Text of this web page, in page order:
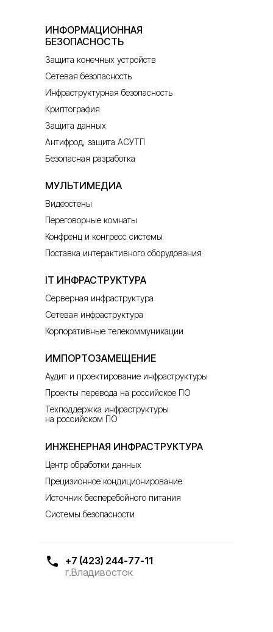
Безопасная разработка
Антифрод, защита АСУТП
Защита данных
Криптография
Инфраструктурная безопасность
Сетевая безопасность
Защита конечных устройств
ИНФОРМАЦИОННАЯ
БЕЗОПАСНОСТЬ
Техподдержка инфраструктуры
на российском ПО
Проекты перевода на российское ПО
Аудит и проектирование инфраструктуры
ИМПОРТОЗАМЕЩЕНИЕ
Поставка интерактивного оборудования
Конфренц и конгресс системы
Переговорные комнаты
Видеостены
МУЛЬТИМЕДИА
Корпоративные телекоммуникации
Сетевая инфраструктура
Серверная инфраструктура
IT ИНФРАСТРУКТУРА
Системы безопасности
Источник бесперебойного питания
Прецизионное кондиционирование
Центр обработки данных
ИНЖЕНЕРНАЯ ИНФРАСТРУКТУРА
+7 (423) 244-77-11
г.Владивосток